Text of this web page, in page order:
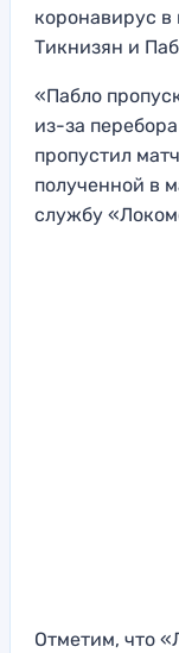
коронавирус
Тикнизян и
«Пабло
из-за
пропустил
полученной в
службу
Отметим, что